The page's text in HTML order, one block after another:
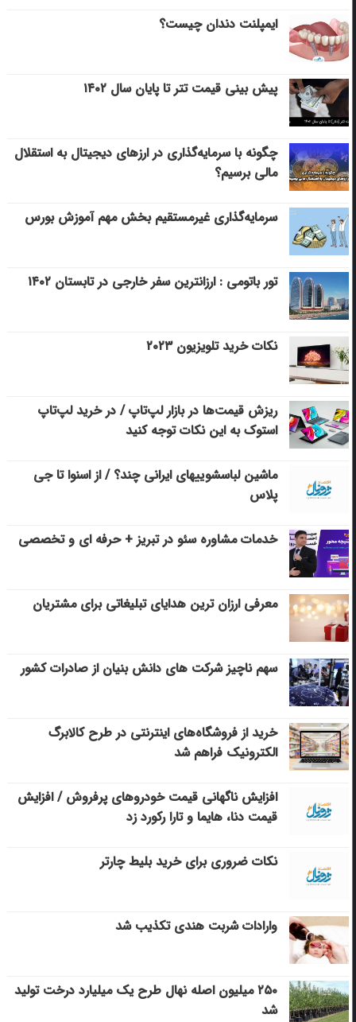
ایمپلنت دندان چیست؟
پیش بینی قیمت تتر تا پایان سال ۱۴۰۲
چگونه با سرمایه‌گذاری در ارزهای دیجیتال به استقلال
مالی برسیم؟
سرمایه‌گذاری غیرمستقیم بخش مهم آموزش بورس
تور باتومی : ارزانترین سفر خارجی در تابستان ۱۴۰۲
نکات خرید تلویزیون ۲۰۲۳
ریزش قیمت‌ها در بازار لپ‌تاپ / در خرید لپ‌تاپ
استوک به این نکات توجه کنید
ماشین لباسشویی‎های ایرانی چند؟ / از اسنوا تا جی
پلاس
خدمات مشاوره سئو در تبریز + حرفه ای و تخصصی
معرفی ارزان ترین هدایای تبلیغاتی برای مشتریان
سهم ناچیز شرکت های دانش بنیان از صادرات کشور
خرید از فروشگاه‌های اینترنتی در طرح کالابرگ
الکترونیک فراهم شد
افزایش ناگهانی قیمت خودروهای پرفروش / افزایش
قیمت دنا، هایما و تارا رکورد زد
نکات ضروری برای خرید بلیط چارتر
وارادات شربت هندی تکذیب شد
۲۵۰ میلیون اصله نهال طرح یک میلیارد درخت تولید
شد